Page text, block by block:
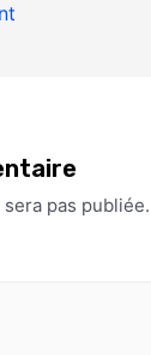
pas publiée.